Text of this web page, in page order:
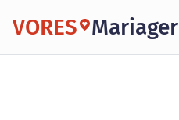
VORES Mariager